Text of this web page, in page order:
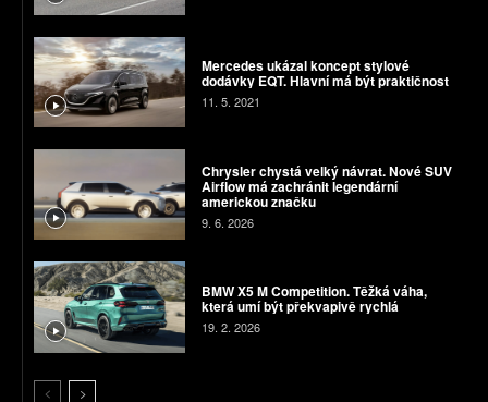
Mercedes ukázal koncept stylové
dodávky EQT. Hlavní má být praktičnost
11. 5. 2021
Chrysler chystá velký návrat. Nové SUV
Airflow má zachránit legendární
americkou značku
9. 6. 2026
BMW X5 M Competition. Těžká váha,
která umí být překvapivě rychlá
19. 2. 2026